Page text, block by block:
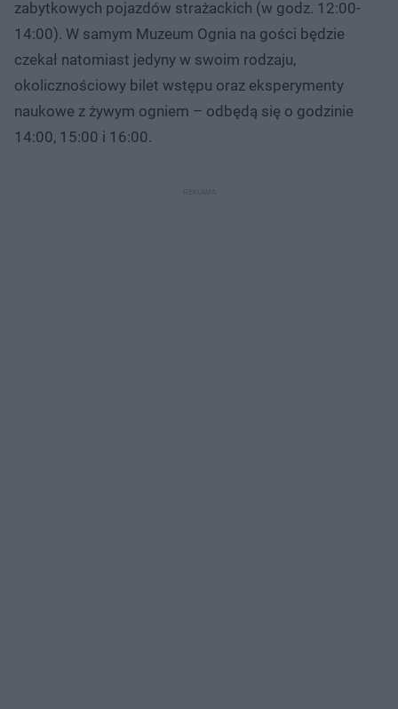
zabytkowych pojazdów strażackich (w godz. 12:00-
14:00). W samym Muzeum Ognia na gości będzie
czekał natomiast jedyny w swoim rodzaju,
okolicznościowy bilet wstępu oraz eksperymenty
naukowe z żywym ogniem – odbędą się o godzinie
14:00, 15:00 i 16:00.